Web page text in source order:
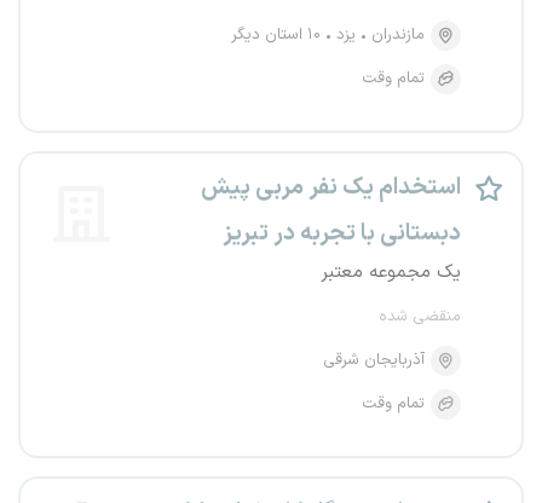
مازندران
یزد
۱۰ استان دیگر
تمام وقت
استخدام یک نفر مربی پیش
دبستانی با تجربه در تبریز
یک مجموعه معتبر
منقضی شده
آذربایجان شرقی
تمام وقت